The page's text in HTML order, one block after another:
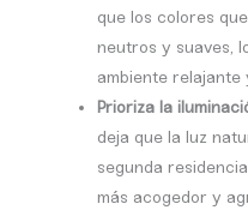
que los colores
neutros y suaves,
ambiente relajante
Prioriza la
deja que la luz
segunda
más acogedor y